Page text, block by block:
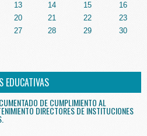
13 14 15
16
20 21 22
23
27 28 29
30
EDUCATIVAS
DE CUMPLIMIENTO AL
DIRECTORES DE INSTITUCIONES